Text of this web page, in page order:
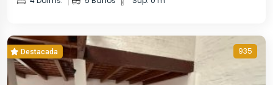
Destacada 935